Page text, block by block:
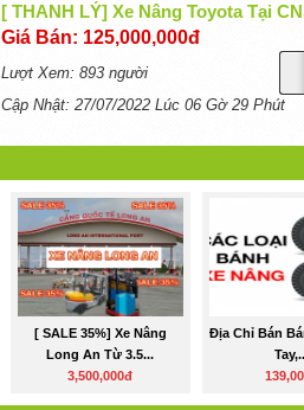
[ THANH LÝ] Xe Nâng Toyota Tại
Giá Bán: 125,000,000đ
Lượt Xem: 893 người
Cập Nhật: 27/07/2022 Lúc 06 Gờ 29 Phút
[ SALE 35%] Xe Nâng
Long An Từ 3.5...
3,500,000đ
Địa Chỉ Bán